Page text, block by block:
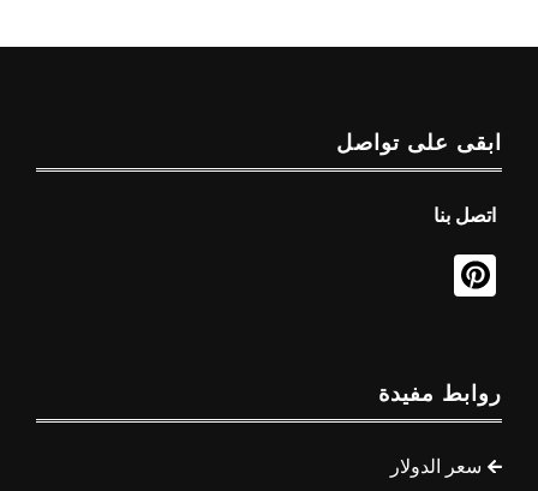
ابقى على تواصل
اتصل بنا
روابط مفيدة
سعر الدولار